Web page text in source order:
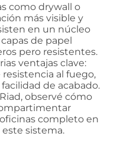
como drywall o
más visible y
en un núcleo
de papel
pero resistentes.
ventajas clave:
al fuego,
de acabado.
observé cómo
completo en
sistema.